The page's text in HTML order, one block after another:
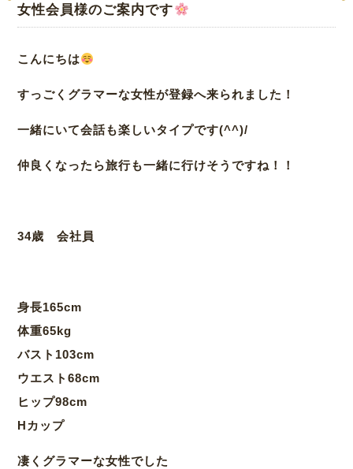
女性会員様のご案内です
こんにちは
すっごくグラマーな女性が登録へ来られました！
一緒にいて会話も楽しいタイプです(^^)/
仲良くなったら旅行も一緒に行けそうですね！！
34歳 会社員
身長165cm
体重65kg
バスト103cm
ウエスト68cm
ヒップ98cm
Hカップ
凄くグラマーな女性でした